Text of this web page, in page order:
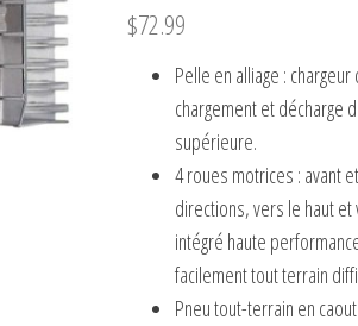
$72.99
Pelle en alliage :
chargement et décharge
supérieure.
4 roues motrices : avant
directions, vers le haut
intégré haute
facilement tout terrain
Pneu tout-terrain en